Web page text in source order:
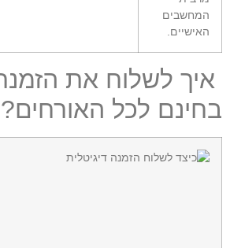
המחשבים
האישיים.
לשלוח את
לכל האורחים?